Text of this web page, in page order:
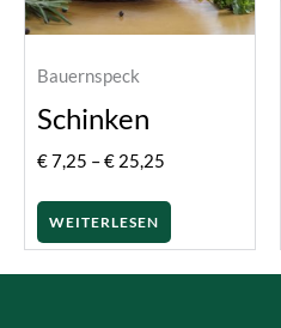
Bauernspeck
Schinken
€7,25 –€25,25
WEITERLESEN